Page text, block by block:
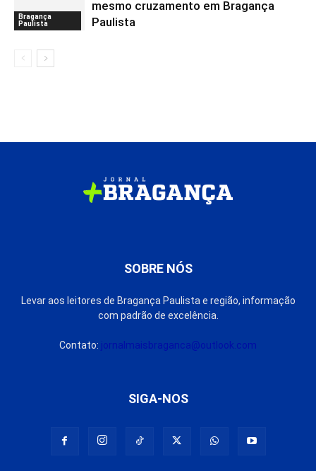
Bragança
Paulista
mesmo cruzamento em Bragança
Paulista
SOBRE NÓS
Levar aos leitores de Bragança Paulista e região, informação
com padrão de excelência.
Contato: jornalmaisbraganca@outlook.com
SIGA-NOS